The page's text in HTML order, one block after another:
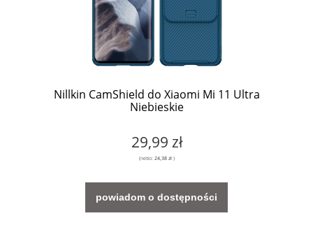
Nillkin CamShield do Xiaomi Mi 11 Ultra
Niebieskie
29,99 zł
(netto: 24,38 zł)
powiadom o dostępności